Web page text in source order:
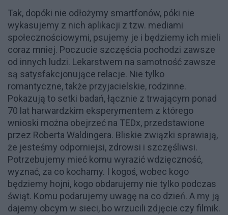
Tak, dopóki nie odłożymy smartfonów, póki nie
wykasujemy z nich aplikacji z tzw. mediami
społecznościowymi, psujemy je i będziemy ich mieli
coraz mniej. Poczucie szczęścia pochodzi zawsze
od innych ludzi. Lekarstwem na samotność zawsze
są satysfakcjonujące relacje. Nie tylko
romantyczne, także przyjacielskie, rodzinne.
Pokazują to setki badań, łącznie z trwającym ponad
70 lat harwardzkim eksperymentem z którego
wnioski można obejrzeć na TEDx, przedstawione
przez Roberta Waldingera. Bliskie związki sprawiają,
że jesteśmy odporniejsi, zdrowsi i szczęśliwsi.
Potrzebujemy mieć komu wyrazić wdzięczność,
wyznać, za co kochamy. I kogoś, wobec kogo
będziemy hojni, kogo obdarujemy nie tylko podczas
świąt. Komu podarujemy uwagę na co dzień. A my ją
dajemy obcym w sieci, bo wrzucili zdjęcie czy filmik.